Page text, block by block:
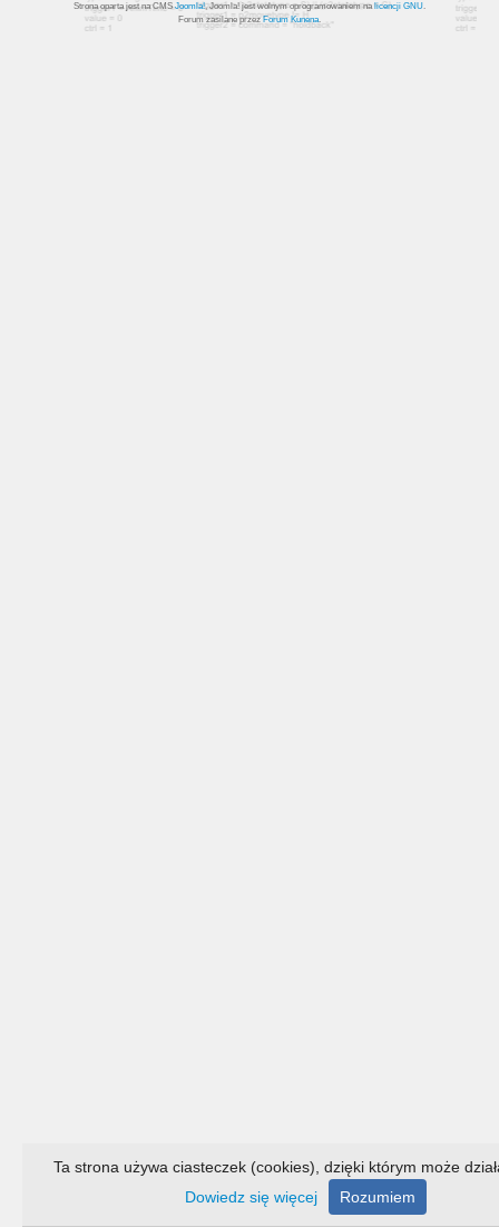
Strona oparta jest na CMSJoomla!, Joomla! jest wolnym oprogramowaniem na licencji GNU.
Forum zasilane przez Forum Kunena.
Ta strona używa ciasteczek (cookies), dzięki którym może
Dowiedz się więcej
Rozumiem